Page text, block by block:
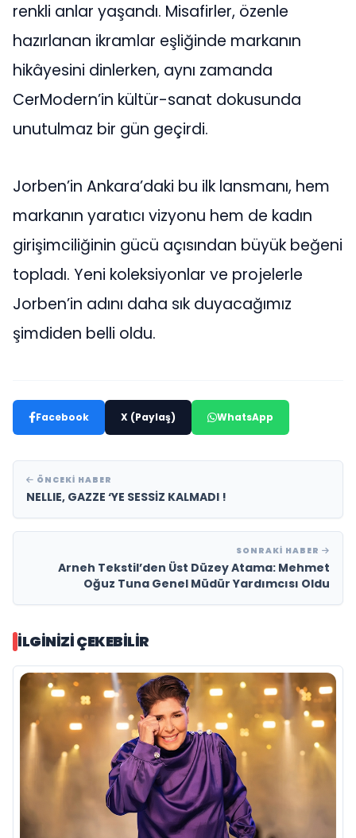
renkli anlar yaşandı. Misafirler, özenle
hazırlanan ikramlar eşliğinde markanın
hikâyesini dinlerken, aynı zamanda
CerModern’in kültür-sanat dokusunda
unutulmaz bir gün geçirdi.
Jorben’in Ankara’daki bu ilk lansmanı, hem
markanın yaratıcı vizyonu hem de kadın
girişimciliğinin gücü açısından büyük beğeni
topladı. Yeni koleksiyonlar ve projelerle
Jorben’in adını daha sık duyacağımız
şimdiden belli oldu.
Facebook X (Paylaş) WhatsApp
ÖNCEKI HABER
NELLIE, GAZZE ‘YE SESSİZ KALMADI !
SONRAKI HABER
Arneh Tekstil’den Üst Düzey Atama: Mehmet
Oğuz Tuna Genel Müdür Yardımcısı Oldu
İLGINIZI ÇEKEBILIR